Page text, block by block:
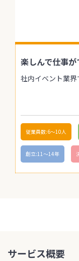
楽しんで仕事
社内イベント業
従業員数:6～10人
創立:11〜14年
サービス概要